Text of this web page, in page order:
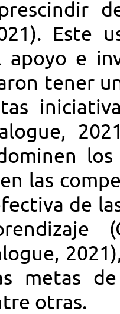
Este
apoyo e
tener
las
de
metas
otras.